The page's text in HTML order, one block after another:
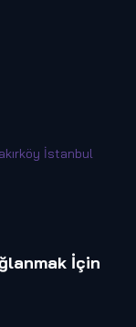
İstanbul
İçin